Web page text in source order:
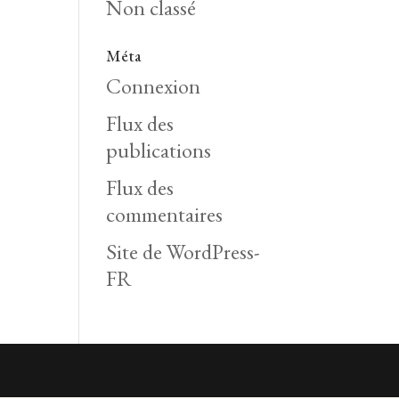
Non classé
Méta
Connexion
Flux des
publications
Flux des
commentaires
Site de WordPress-
FR